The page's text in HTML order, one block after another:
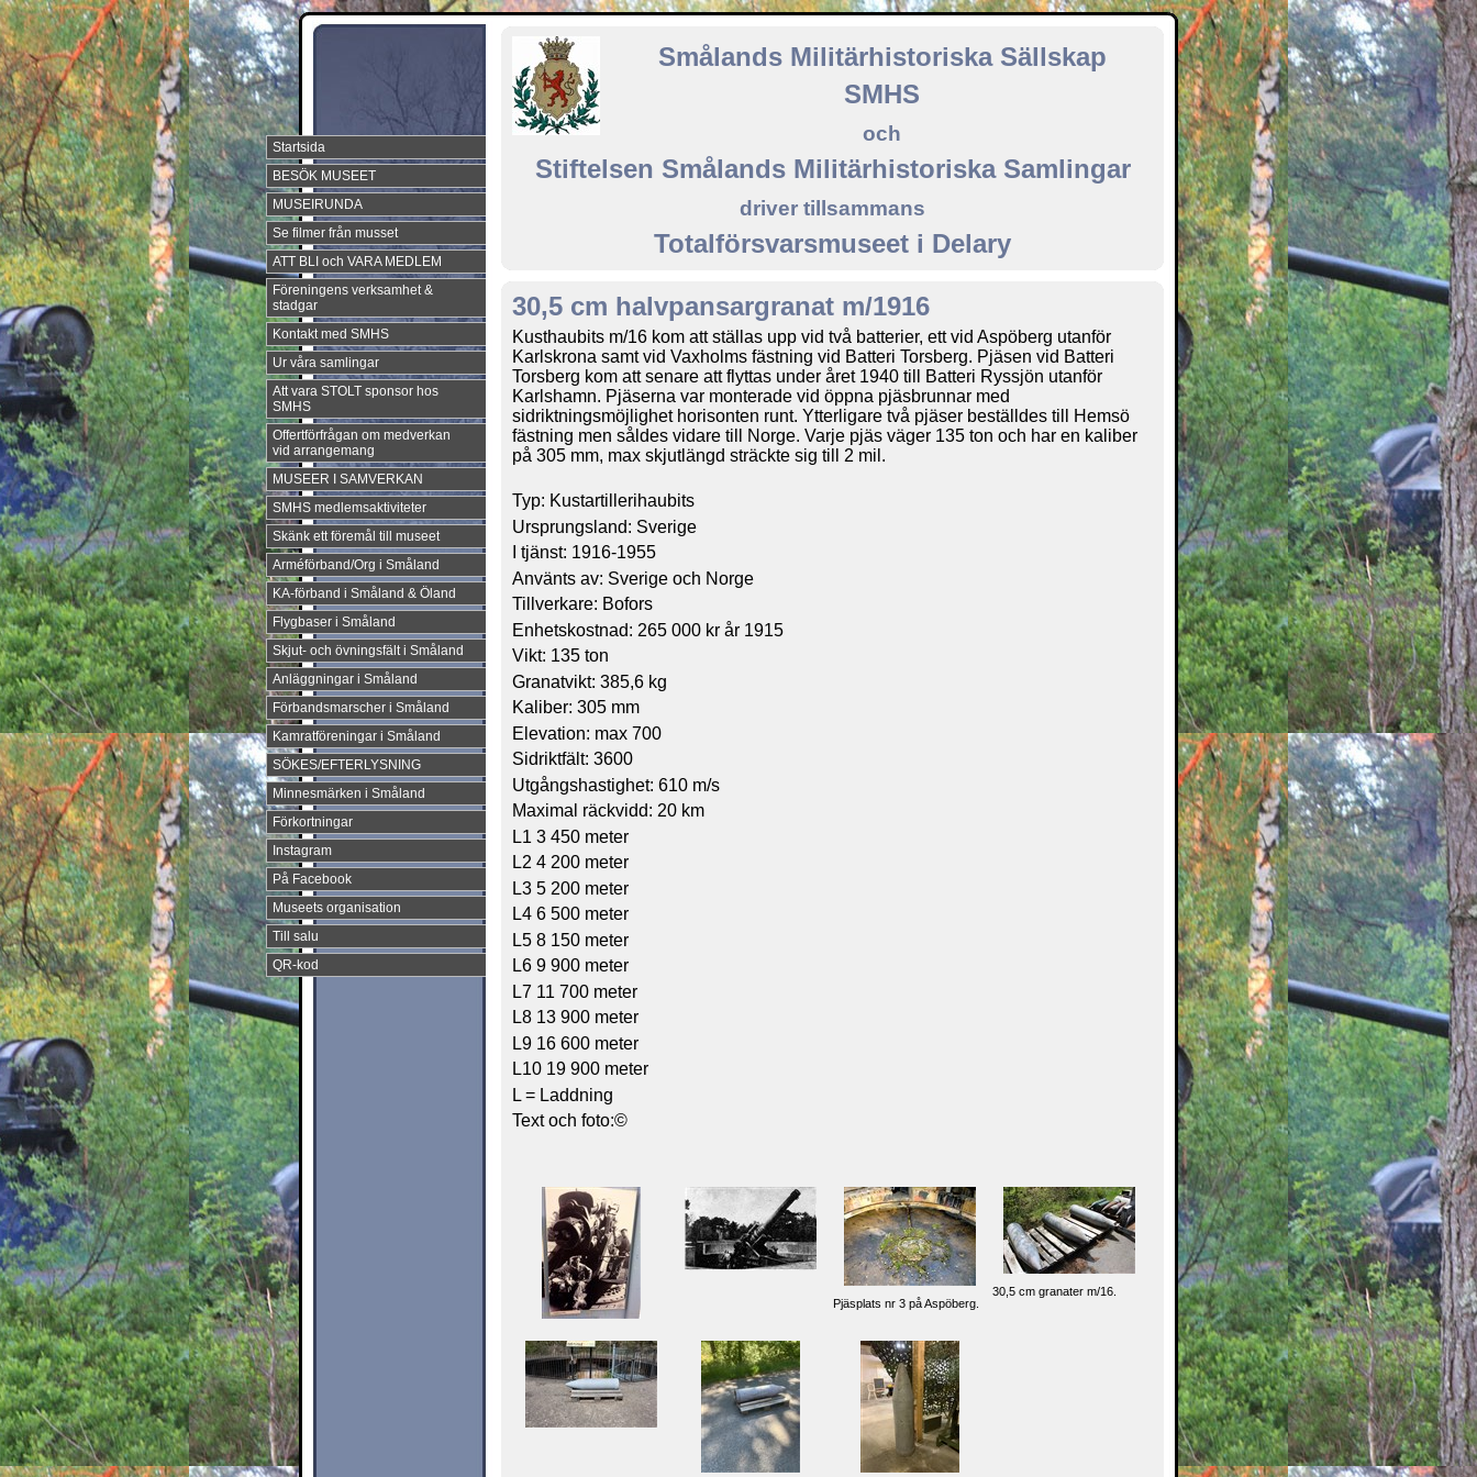
Startsida
BESÖK MUSEET
MUSEIRUNDA
Se filmer från musset
ATT BLI och VARA MEDLEM
Föreningens verksamhet &
stadgar
Kontakt med SMHS
Ur våra samlingar
Att vara STOLT sponsor hos
SMHS
Offertförfrågan om medverkan
vid arrangemang
MUSEER I SAMVERKAN
SMHS medlemsaktiviteter
Skänk ett föremål till museet
Arméförband/Org i Småland
KA-förband i Småland & Öland
Flygbaser i Småland
Skjut- och övningsfält i Småland
Anläggningar i Småland
Förbandsmarscher i Småland
Kamratföreningar i Småland
SÖKES/EFTERLYSNING
Minnesmärken i Småland
Förkortningar
Instagram
På Facebook
Museets organisation
Till salu
QR-kod
Smålands Militärhistoriska Sällskap
SMHS
och
Stiftelsen Smålands Militärhistoriska Samlingar
driver tillsammans
Totalförsvarsmuseet i Delary
30,5 cm halvpansargranat m/1916
Kusthaubits m/16 kom att ställas upp vid två batterier, ett vid Aspöberg utanför
Karlskrona samt vid Vaxholms fästning vid Batteri Torsberg. Pjäsen vid Batteri
Torsberg kom att senare att flyttas under året 1940 till Batteri Ryssjön utanför
Karlshamn. Pjäserna var monterade vid öppna pjäsbrunnar med
sidriktningsmöjlighet horisonten runt. Ytterligare två pjäser beställdes till Hemsö
fästning men såldes vidare till Norge. Varje pjäs väger 135 ton och har en kaliber
på 305 mm, max skjutlängd sträckte sig till 2 mil.
Typ: Kustartillerihaubits
Ursprungsland: Sverige
I tjänst: 1916-1955
Använts av: Sverige och Norge
Tillverkare: Bofors
Enhetskostnad: 265 000 kr år 1915
Vikt: 135 ton
Granatvikt: 385,6 kg
Kaliber: 305 mm
Elevation: max 700
Sidriktfält: 3600
Utgångshastighet: 610 m/s
Maximal räckvidd: 20 km
L1 3 450 meter
L2 4 200 meter
L3 5 200 meter
L4 6 500 meter
L5 8 150 meter
L6 9 900 meter
L7 11 700 meter
L8 13 900 meter
L9 16 600 meter
L10 19 900 meter
L = Laddning
Text och foto:©
Pjäsplats nr 3 på Aspöberg.
30,5 cm granater m/16.